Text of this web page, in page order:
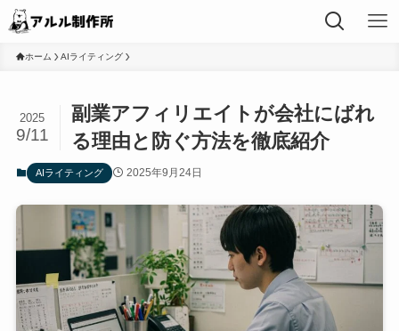
ホーム AIライティング
副業アフィリエイトが会社にばれ
る理由と防ぐ方法を徹底紹介
2025
9/11
AIライティング 2025年9月24日